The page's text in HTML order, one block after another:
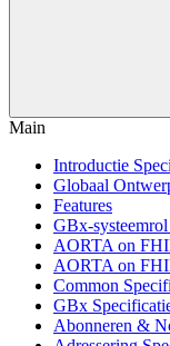
Main
Introductie
Globaal
Features
GBx-
AORTA on
AORTA on
Common
GBx
Abonneren &